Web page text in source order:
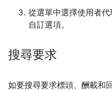
從選單中選擇使用者
自訂選項。
搜尋要求
如要搜尋要求標頭、酬載和